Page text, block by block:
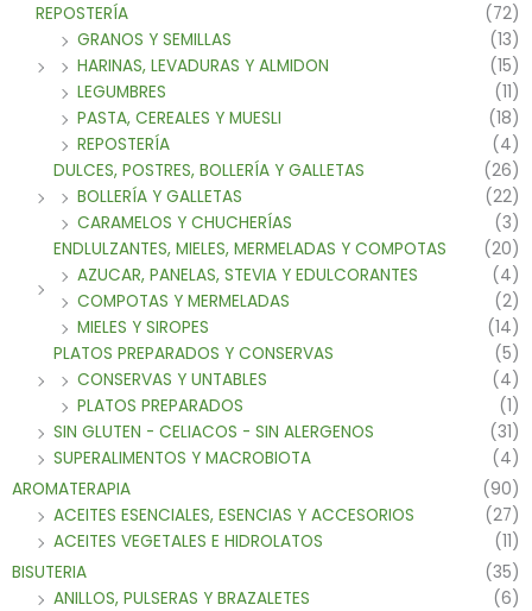
REPOSTERÍA
(72)
GRANOS Y SEMILLAS
(13)
HARINAS, LEVADURAS Y ALMIDON
(15)
LEGUMBRES
(11)
PASTA, CEREALES Y MUESLI
(18)
REPOSTERÍA
(4)
DULCES, POSTRES, BOLLERÍA Y GALLETAS
(26)
BOLLERÍA Y GALLETAS
(22)
CARAMELOS Y CHUCHERÍAS
(3)
ENDLULZANTES, MIELES, MERMELADAS Y COMPOTAS
(20)
AZUCAR, PANELAS, STEVIA Y EDULCORANTES
(4)
COMPOTAS Y MERMELADAS
(2)
MIELES Y SIROPES
(14)
PLATOS PREPARADOS Y CONSERVAS
(5)
CONSERVAS Y UNTABLES
(4)
PLATOS PREPARADOS
(1)
SIN GLUTEN - CELIACOS - SIN ALERGENOS
(31)
SUPERALIMENTOS Y MACROBIOTA
(4)
AROMATERAPIA
(90)
ACEITES ESENCIALES, ESENCIAS Y ACCESORIOS
(27)
ACEITES VEGETALES E HIDROLATOS
(11)
BISUTERIA
(35)
ANILLOS, PULSERAS Y BRAZALETES
(6)